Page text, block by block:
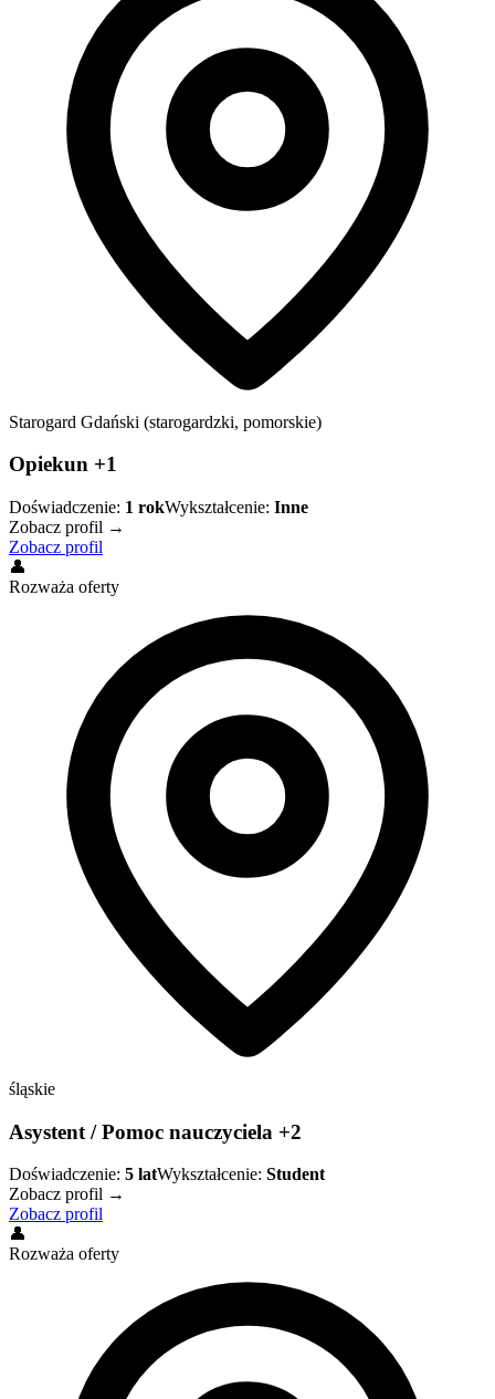
Starogard Gdański (starogardzki, pomorskie)
Opiekun +1
Doświadczenie: 1 rokWykształcenie: Inne
Zobacz profil →
Zobacz profil
👤
Rozważa oferty
śląskie
Asystent / Pomoc nauczyciela +2
Doświadczenie: 5 latWykształcenie: Student
Zobacz profil →
Zobacz profil
👤
Rozważa oferty